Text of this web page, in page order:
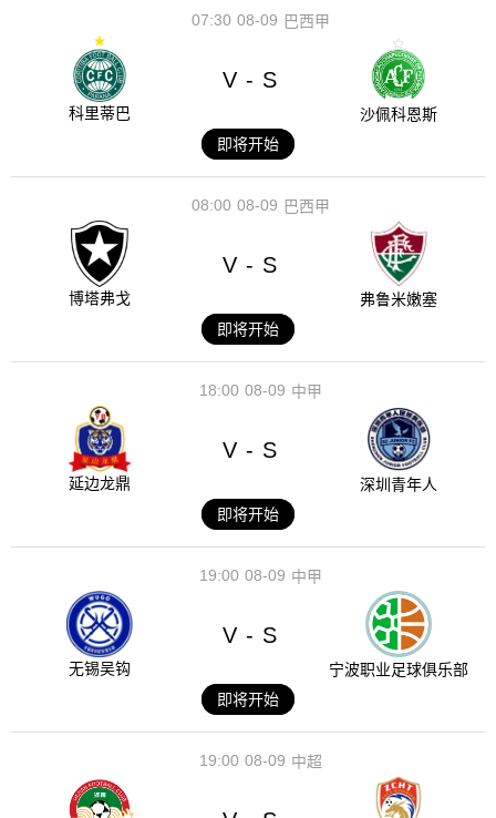
08-09
07:30 巴西甲
科里蒂巴
V - S
沙佩科恩斯
即将开始
08-09
08:00 巴西甲
博塔弗戈
V - S
弗鲁米嫩塞
即将开始
08-09
18:00 中甲
延边龙鼎
V - S
深圳青年人
即将开始
08-09
19:00 中甲
无锡吴钩
V - S
宁波职业足球俱乐部
即将开始
08-09
19:00 中超